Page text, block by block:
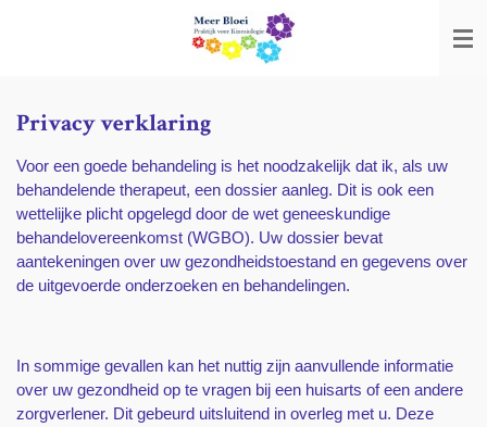
hoofdinhoud
Privacy verklaring
Voor een goede behandeling is het noodzakelijk dat ik, als uw
behandelende therapeut, een dossier aanleg. Dit is ook een
wettelijke plicht opgelegd door de wet geneeskundige
behandelovereenkomst (WGBO). Uw dossier bevat
aantekeningen over uw gezondheidstoestand en gegevens over
de uitgevoerde onderzoeken en behandelingen.
In sommige gevallen kan het nuttig zijn aanvullende informatie
over uw gezondheid op te vragen bij een huisarts of een andere
zorgverlener. Dit gebeurd uitsluitend in overleg met u. Deze